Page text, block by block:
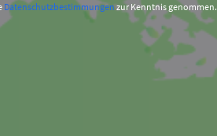
Datenschutzbestimmungenzur Kenntnis genommen.